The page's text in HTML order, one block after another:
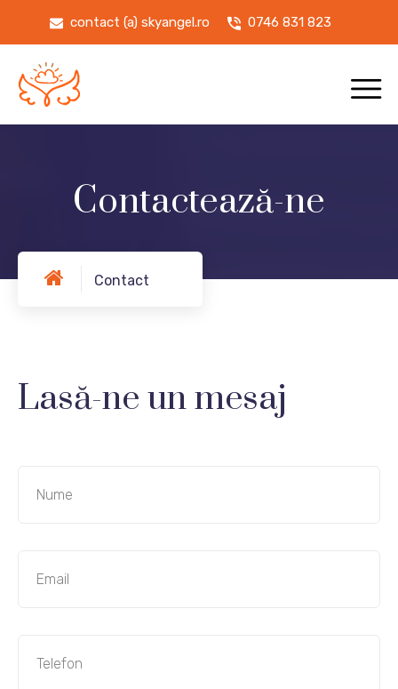
contact (a) skyangel.ro 0746 831 823
Contactează-ne
Contact
Lasă-ne un mesaj